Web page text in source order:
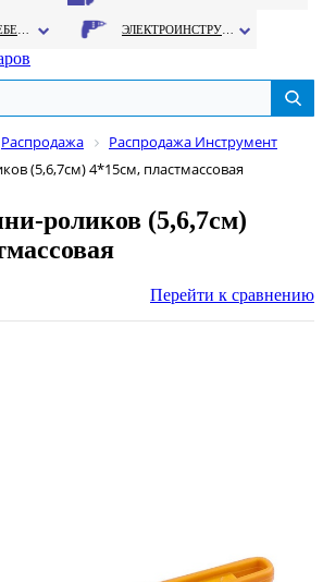
Распродажа
Распродажа Инструмент
(5,6,7см) 4*15см, пластмассовая
роликов (5,6,7см)
Перейти к сравнению